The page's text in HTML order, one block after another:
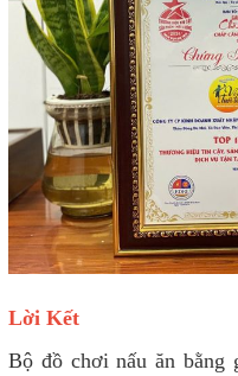
Lời Kết
Bộ đồ chơi nấu ăn bằng